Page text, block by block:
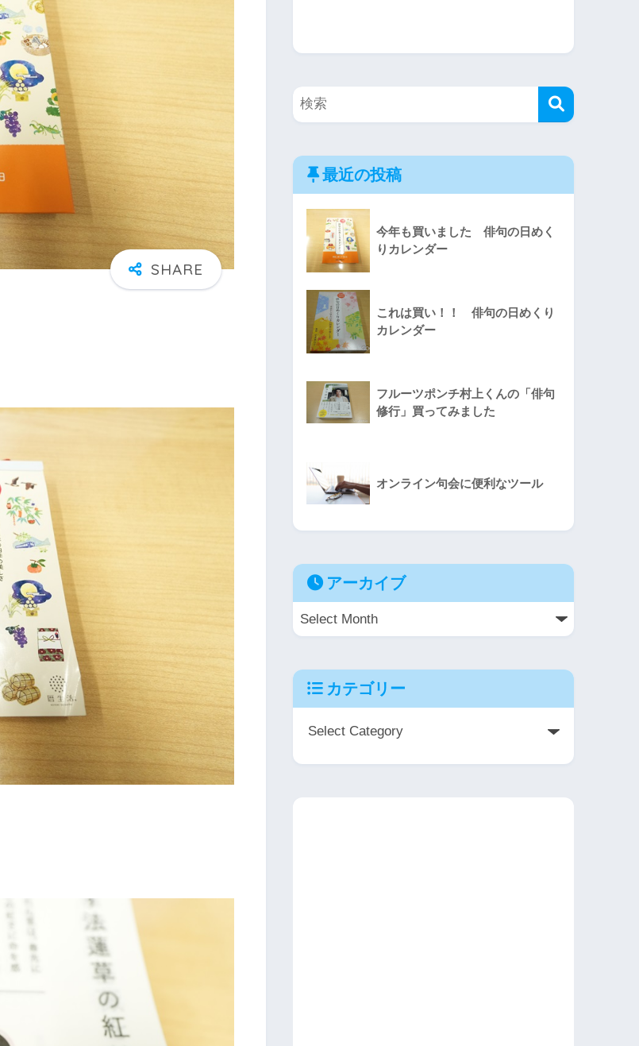
最近の投稿
今年も買いました 俳句の日めく
りカレンダー
これは買い！！ 俳句の日めくり
カレンダー
フルーツポンチ村上くんの「俳句
修行」買ってみました
オンライン句会に便利なツール
アーカイブ
カテゴリー